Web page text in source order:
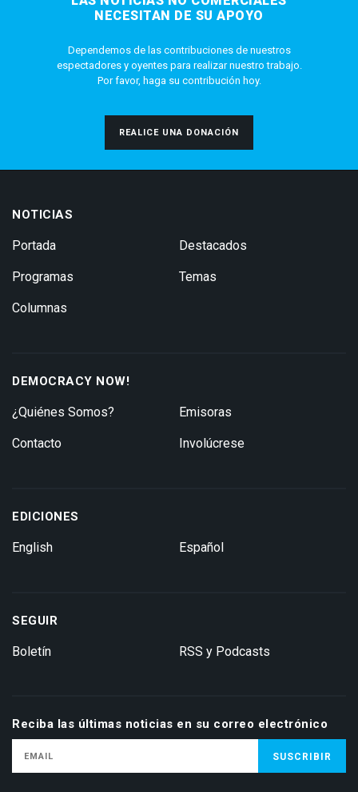
NECESITAN DE SU APOYO
Dependemos de las contribuciones de nuestros
espectadores y oyentes para realizar nuestro trabajo.
Por favor, haga su contribución hoy.
REALICE UNA DONACIÓN
NOTICIAS
Portada
Programas
Columnas
Destacados
Temas
DEMOCRACY NOW!
¿Quiénes Somos?
Contacto
Emisoras
Involúcrese
EDICIONES
English Español
SEGUIR
Boletín RSS y Podcasts
Reciba las últimas noticias en su correo electrónico